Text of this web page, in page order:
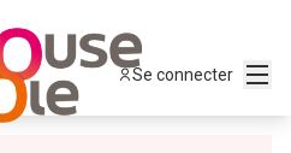
Se connecter